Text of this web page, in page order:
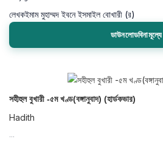
লেখকইমাম মুহাম্মদ ইবনে ইসমাইল বোখারী (র)
ডাউনলোডবিনামূল্যে
সহীহুল বুখারী -৫ম খণ্ড(বঙ্গানুবাদ) (হার্ডকভার)
Hadith